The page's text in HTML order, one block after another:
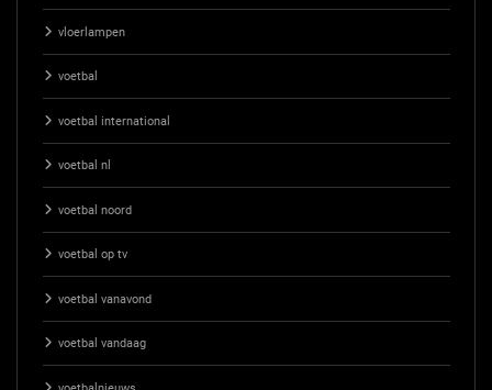
vloerlampen
voetbal
voetbal international
voetbal nl
voetbal noord
voetbal op tv
voetbal vanavond
voetbal vandaag